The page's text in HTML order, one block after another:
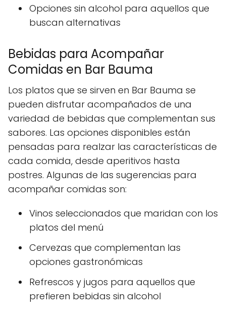
Opciones sin alcohol para aquellos que
buscan alternativas
Bebidas para Acompañar
Comidas en Bar Bauma
Los platos que se sirven en Bar Bauma se
pueden disfrutar acompañados de una
variedad de bebidas que complementan sus
sabores. Las opciones disponibles están
pensadas para realzar las características de
cada comida, desde aperitivos hasta
postres. Algunas de las sugerencias para
acompañar comidas son:
Vinos seleccionados que maridan con los
platos del menú
Cervezas que complementan las
opciones gastronómicas
Refrescos y jugos para aquellos que
prefieren bebidas sin alcohol